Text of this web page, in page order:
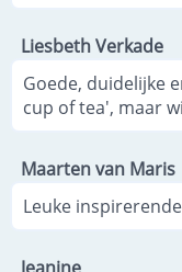
Liesbeth Verkade
Goede, duidelijke
cup of tea', maar
Maarten van Maris
Leuke